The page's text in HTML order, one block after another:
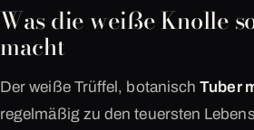
Was die weiße Knolle
macht
Der weiße Trüffel, botanischTuber
regelmäßig zu den teuersten